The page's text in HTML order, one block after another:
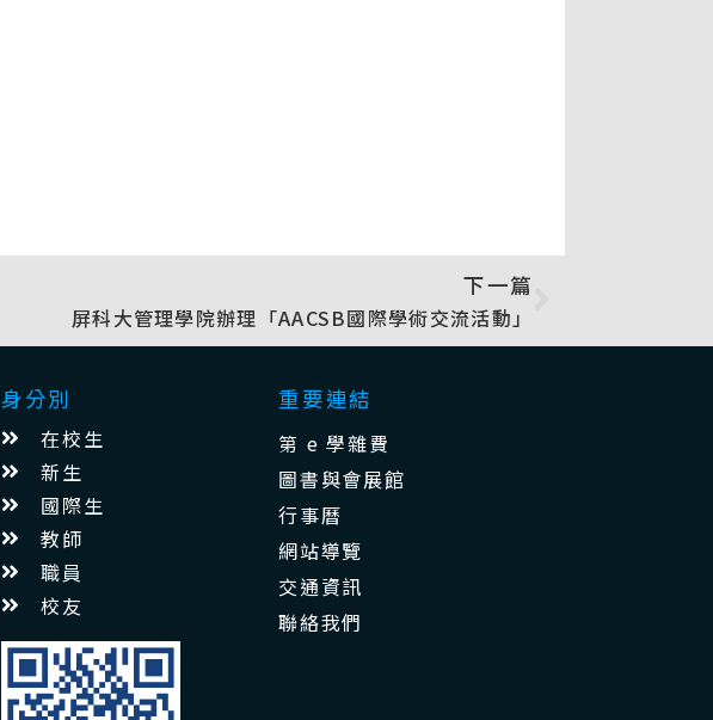
下一篇
屏科大管理學院辦理「AACSB國際學術交流活動」
身分別
在校生
新生
國際生
教師
職員
校友
重要連結
第 e 學雜費
圖書與會展館
行事曆
網站導覽
交通資訊
聯絡我們